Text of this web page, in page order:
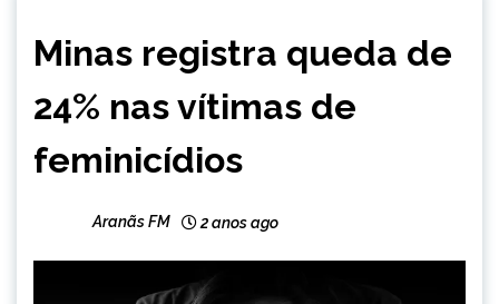
GERAIS
Minas registra queda de
24% nas vítimas de
feminicídios
Aranãs FM 2 anos ago